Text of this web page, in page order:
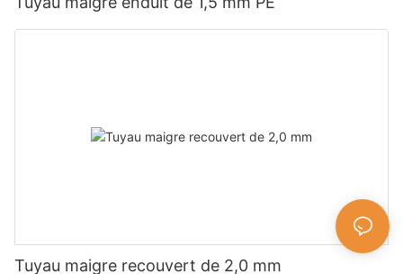
Tuyau maigre recouvert de 2,0 mm